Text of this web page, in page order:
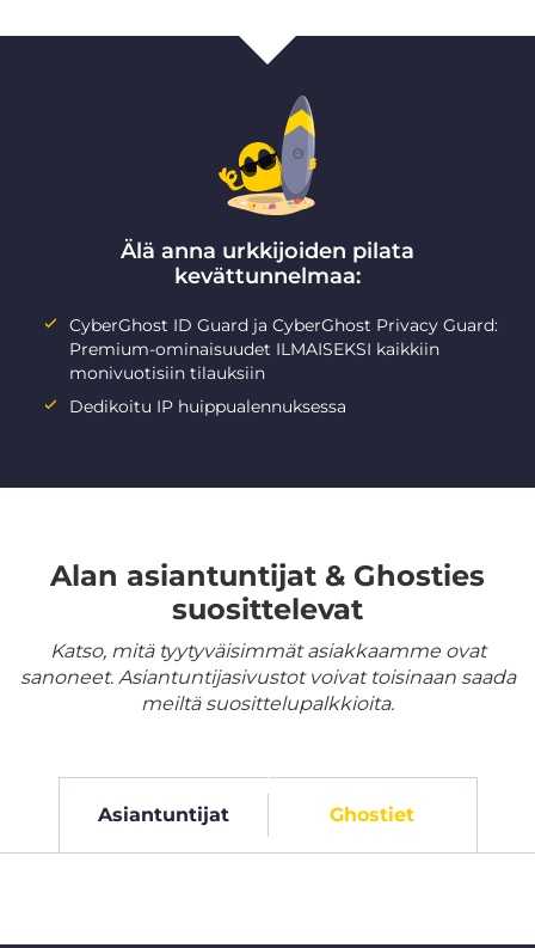
Älä anna urkkijoiden pilata
kevättunnelmaa:
CyberGhost ID Guard ja CyberGhost Privacy Guard:
Premium-ominaisuudet ILMAISEKSI kaikkiin
monivuotisiin tilauksiin
Dedikoitu IP huippualennuksessa
Alan asiantuntijat & Ghosties
suosittelevat
Katso, mitä tyytyväisimmät asiakkaamme ovat
sanoneet. Asiantuntijasivustot voivat toisinaan saada
meiltä suosittelupalkkioita.
Asiantuntijat Ghostiet